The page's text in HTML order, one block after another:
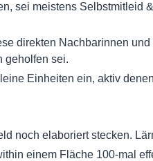
sei meistens Selbstmitleid
direkten Nachbarinnen
geholfen sei.
Einheiten ein, aktiv
noch elaboriert stecken.
einem Fläche 100-mal